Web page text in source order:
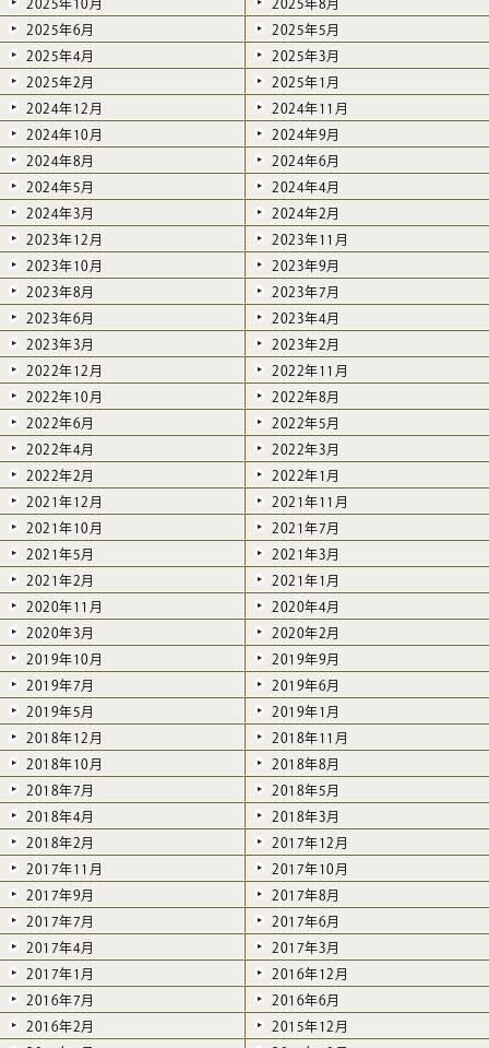
2025年10月
2025年8月
2025年6月
2025年5月
2025年4月
2025年3月
2025年2月
2025年1月
2024年12月
2024年11月
2024年10月
2024年9月
2024年8月
2024年6月
2024年5月
2024年4月
2024年3月
2024年2月
2023年12月
2023年11月
2023年10月
2023年9月
2023年8月
2023年7月
2023年6月
2023年4月
2023年3月
2023年2月
2022年12月
2022年11月
2022年10月
2022年8月
2022年6月
2022年5月
2022年4月
2022年3月
2022年2月
2022年1月
2021年12月
2021年11月
2021年10月
2021年7月
2021年5月
2021年3月
2021年2月
2021年1月
2020年11月
2020年4月
2020年3月
2020年2月
2019年10月
2019年9月
2019年7月
2019年6月
2019年5月
2019年1月
2018年12月
2018年11月
2018年10月
2018年8月
2018年7月
2018年5月
2018年4月
2018年3月
2018年2月
2017年12月
2017年11月
2017年10月
2017年9月
2017年8月
2017年7月
2017年6月
2017年4月
2017年3月
2017年1月
2016年12月
2016年7月
2016年6月
2016年2月
2015年12月